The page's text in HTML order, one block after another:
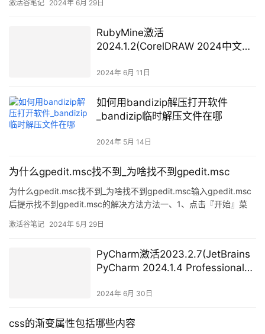
激活谷笔记 2024年 6月 29日
RubyMine激活
2024.1.2(CorelDRAW 2024中文版
CorelDRAW2024中文激活成功教程
CorelDRAW2024序列号激活
CDR2023)
2024年 6月 11日
如何用bandizip解压打开软件
_bandizip临时解压文件在哪
2024年 5月 14日
为什么gpedit.msc找不到_为啥找不到gpedit.msc
为什么gpedit.msc找不到_为啥找不到gpedit.msc输入gpedit.msc
后提示找不到gpedit.msc的解决方法方法一、1、点击『开始』菜
键值HKEY_CURRENT_USERSof
激活谷笔记 2024年 5月 29日
PyCharm激活2023.2.7(JetBrains
PyCharm 2024.1.4 Professional
2024年 6月 30日
css的渐变属性包括哪些内容